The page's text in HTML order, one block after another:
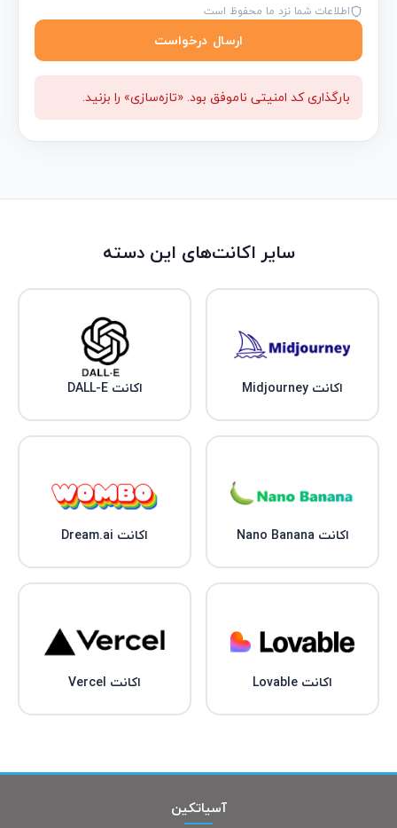
اطلاعات شما نزد ما محفوظ است
ارسال درخواست
بارگذاری کد امنیتی ناموفق بود. «تازه‌سازی» را بزنید.
سایر اکانت‌های این دسته
اکانت Midjourney اکانت DALL-E
اکانت Nano Banana اکانت Dream.ai
اکانت Lovable اکانت Vercel
آسیاتکین